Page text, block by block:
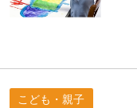
こども・親子